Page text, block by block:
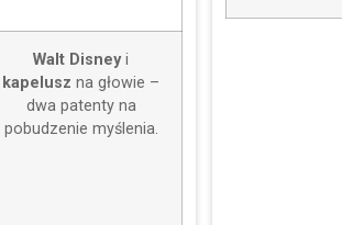
Walt Disneyi
kapelusz na głowie –
dwa patenty na
pobudzenie myślenia.